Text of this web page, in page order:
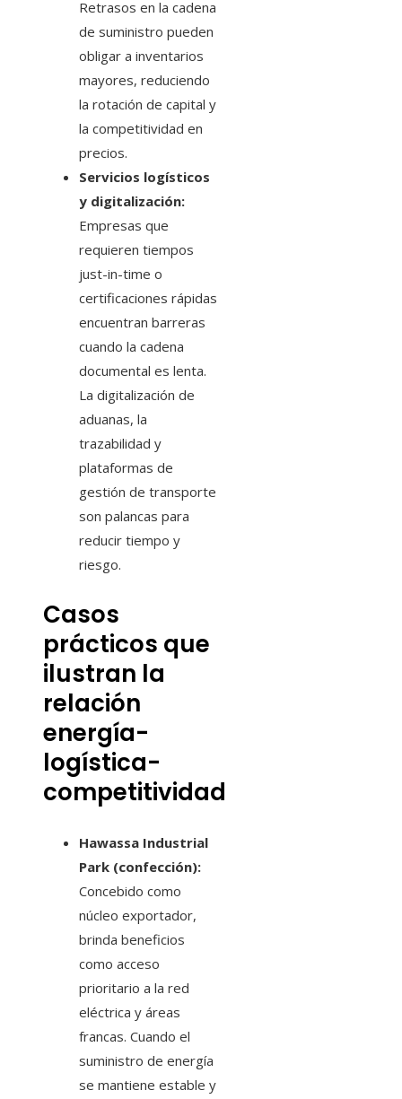
Retrasos en la cadena
de suministro pueden
obligar a inventarios
mayores, reduciendo
la rotación de capital y
la competitividad en
precios.
Servicios logísticos
y digitalización:
Empresas que
requieren tiempos
just-in-time o
certificaciones rápidas
encuentran barreras
cuando la cadena
documental es lenta.
La digitalización de
aduanas, la
trazabilidad y
plataformas de
gestión de transporte
son palancas para
reducir tiempo y
riesgo.
Casos
prácticos que
ilustran la
relación
energía-
logística-
competitividad
Hawassa Industrial
Park (confección):
Concebido como
núcleo exportador,
brinda beneficios
como acceso
prioritario a la red
eléctrica y áreas
francas. Cuando el
suministro de energía
se mantiene estable y